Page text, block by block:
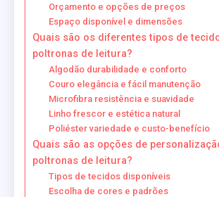
Orçamento e opções de preços
Espaço disponível e dimensões
Quais são os diferentes tipos de
poltronas de leitura?
Algodão durabilidade e conforto
Couro elegância e fácil manutenção
Microfibra resistência e suavidade
Linho frescor e estética natural
Poliéster variedade e custo-benefício
Quais são as opções de
poltronas de leitura?
Tipos de tecidos disponíveis
Escolha de cores e padrões